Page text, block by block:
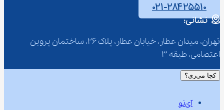
۰۲۱-۲۸۴۲۵۵۱۰
نشانی:
تهران، میدان عطار، خیابان عطار، پلاک 26، ساختمان پروین
اعتصامی، طبقه 3
کجا می‌ری؟
آی‌نو